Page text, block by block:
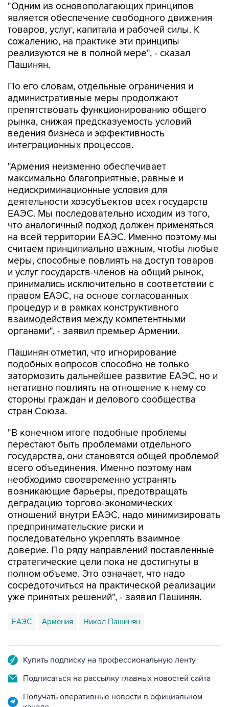
"Одним из основополагающих принципов
является обеспечение свободного движения
товаров, услуг, капитала и рабочей силы. К
сожалению, на практике эти принципы
реализуются не в полной мере", - сказал
Пашинян.
По его словам, отдельные ограничения и
административные меры продолжают
препятствовать функционированию общего
рынка, снижая предсказуемость условий
ведения бизнеса и эффективность
интеграционных процессов.
"Армения неизменно обеспечивает
максимально благоприятные, равные и
недискриминационные условия для
деятельности хозсубъектов всех государств
ЕАЭС. Мы последовательно исходим из того,
что аналогичный подход должен применяться
на всей территории ЕАЭС. Именно поэтому мы
считаем принципиально важным, чтобы любые
меры, способные повлиять на доступ товаров
и услуг государств-членов на общий рынок,
принимались исключительно в соответствии с
правом ЕАЭС, на основе согласованных
процедур и в рамках конструктивного
взаимодействия между компетентными
органами", - заявил премьер Армении.
Пашинян отметил, что игнорирование
подобных вопросов способно не только
затормозить дальнейшее развитие ЕАЭС, но и
негативно повлиять на отношение к нему со
стороны граждан и делового сообщества
стран Союза.
"В конечном итоге подобные проблемы
перестают быть проблемами отдельного
государства, они становятся общей проблемой
всего объединения. Именно поэтому нам
необходимо своевременно устранять
возникающие барьеры, предотвращать
деградацию торгово-экономических
отношений внутри ЕАЭС, надо минимизировать
предпринимательские риски и
последовательно укреплять взаимное
доверие. По ряду направлений поставленные
стратегические цели пока не достигнуты в
полном объеме. Это означает, что надо
сосредоточиться на практической реализации
уже принятых решений", - заявил Пашинян.
ЕАЭС Армения Никол Пашинян
Купить подписку на профессиональную ленту
Подписаться на рассылку главных новостей сайта
Получать оперативные новости в официальном